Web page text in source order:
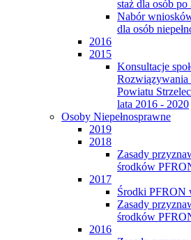
staż dla osób
Nabór
dla osób
2016
2015
Konsultacje
Rozwiązywania
Powiatu
lata 2016 - 2020
Osoby Niepełnosprawne
2019
2018
Zasady
środków
2017
Środki PFRON
Zasady
środków
2016